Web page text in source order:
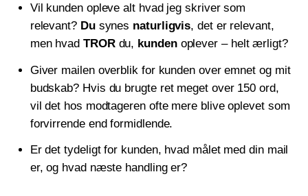
Vil kunden opleve alt hvad jeg skriver som
relevant? Dusynes naturligvis, det er relevant,
men hvad TRORdu, kundenoplever – helt ærligt?
Giver mailen overblik for kunden over emnet og mit
budskab? Hvis du brugte ret meget over 150 ord,
vil det hos modtageren ofte mere blive oplevet som
forvirrende end formidlende.
Er det tydeligt for kunden, hvad målet med din mail
er, og hvad næste handling er?